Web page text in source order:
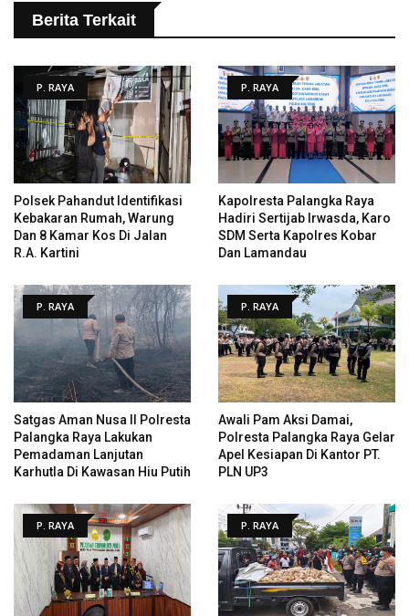
Berita Terkait
P. RAYA
Polsek Pahandut Identifikasi
Kebakaran Rumah, Warung
Dan 8 Kamar Kos Di Jalan
R.A. Kartini
P. RAYA
Kapolresta Palangka Raya
Hadiri Sertijab Irwasda, Karo
SDM Serta Kapolres Kobar
Dan Lamandau
P. RAYA
Satgas Aman Nusa II Polresta
Palangka Raya Lakukan
Pemadaman Lanjutan
Karhutla Di Kawasan Hiu Putih
P. RAYA
Awali Pam Aksi Damai,
Polresta Palangka Raya Gelar
Apel Kesiapan Di Kantor PT.
PLN UP3
P. RAYA P. RAYA